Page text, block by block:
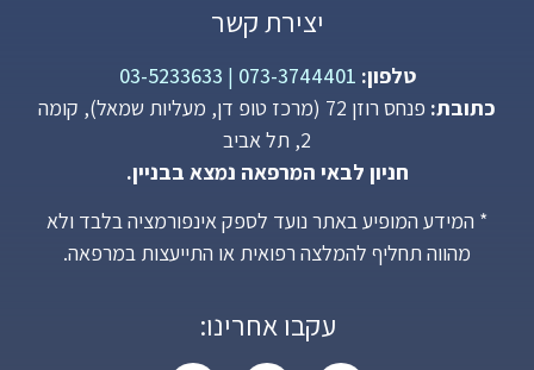
יצירת קשר
טלפון: 073-3744401
|
03-5233633
כתובת:
פנחס רוזן 72 (מרכז טופ דן, מעליות שמאל), קומה
2, תל אביב
חניון לבאי המרפאה נמצא בבניין.
* המידע המופיע באתר נועד לספק אינפורמציה בלבד ולא
מהווה תחליף להמלצה רפואית או התייעצות במרפאה.
עקבו אחרינו: